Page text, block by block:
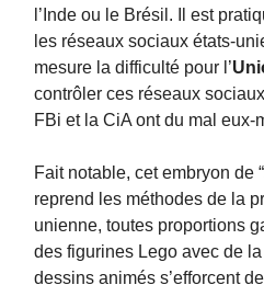
l’Inde ou le Brésil. Il est
les réseaux sociaux états-
mesure la difficulté pour l’
contrôler ces réseaux
FBi et la CiA ont du mal eux-
Fait notable, cet embryon de
reprend les méthodes de la
unienne, toutes proportions
des figurines Lego avec de la
dessins animés s’efforcent